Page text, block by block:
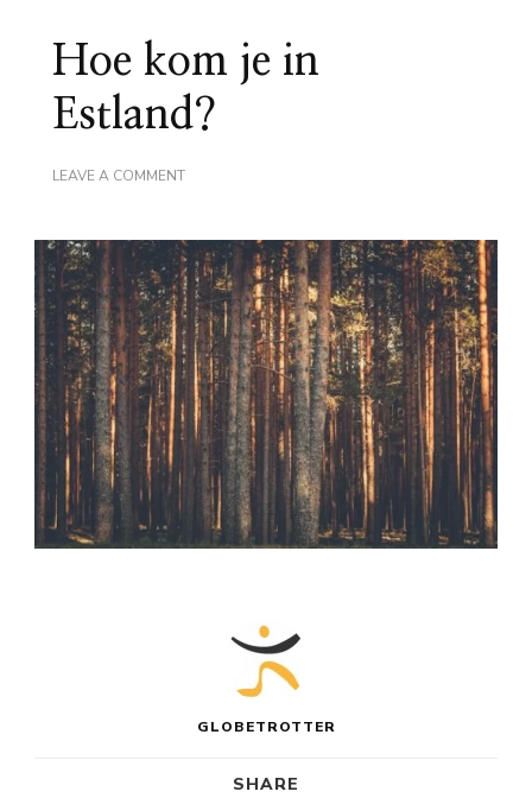
Hoe kom je in
Estland?
LEAVE A COMMENTON
IN
ESTLAND?
GLOBETROTTER
SHARE